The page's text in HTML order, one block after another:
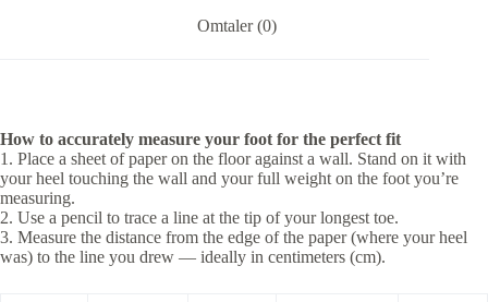
Omtaler (0)
How to accurately measure your foot for the perfect fit
1. Place a sheet of paper on the floor against a wall. Stand on it with
your heel touching the wall and your full weight on the foot you’re
measuring.
2. Use a pencil to trace a line at the tip of your longest toe.
3. Measure the distance from the edge of the paper (where your heel
was) to the line you drew — ideally in centimeters (cm).